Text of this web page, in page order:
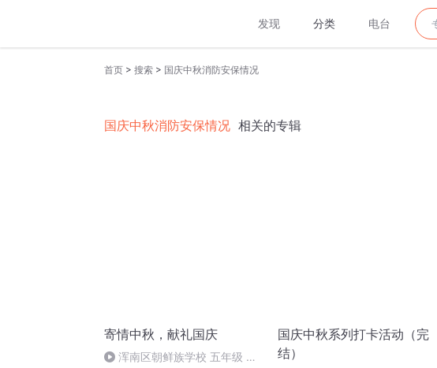
发现 分类 电台
首页 > 搜索 > 国庆中秋消防安保情况
国庆中秋消防安保情况 相关的专辑
寄情中秋，献礼国庆
浑南区朝鲜族学校 五年级 孙
国庆中秋系列打卡活动（完
结）